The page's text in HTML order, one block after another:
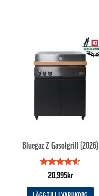
Bluegaz Z Gasolgrill (2026)
Betygsatt
av 5
20,995kr